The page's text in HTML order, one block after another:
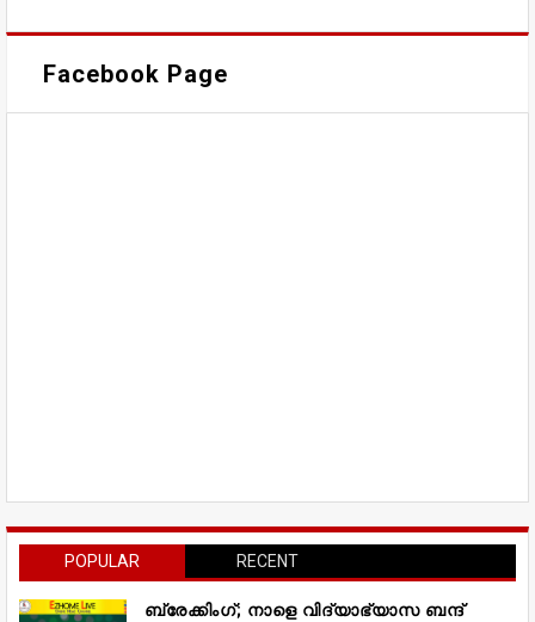
Facebook Page
POPULAR RECENT
ബ്രേക്കിംഗ്; നാളെ വിദ്യാഭ്യാസ ബന്ദ്